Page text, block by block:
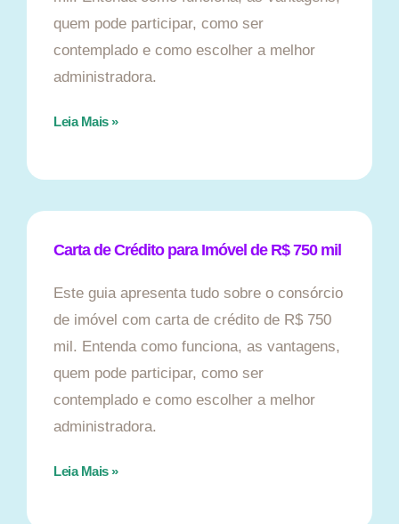
quem pode participar, como ser
contemplado e como escolher a melhor
administradora.
Leia Mais »
Carta de Crédito para Imóvel de R$ 750 mil
Este guia apresenta tudo sobre o consórcio
de imóvel com carta de crédito de R$ 750
mil. Entenda como funciona, as vantagens,
quem pode participar, como ser
contemplado e como escolher a melhor
administradora.
Leia Mais »